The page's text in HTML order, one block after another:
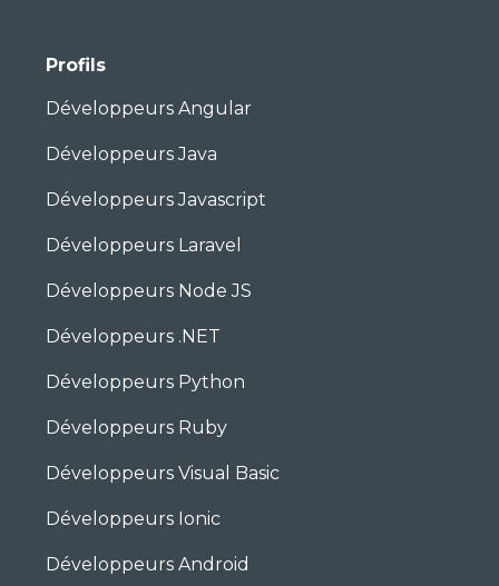
Profils
Développeurs Angular
Développeurs Java
Développeurs Javascript
Développeurs Laravel
Développeurs Node JS
Développeurs .NET
Développeurs Python
Développeurs Ruby
Développeurs Visual Basic
Développeurs Ionic
Développeurs Android